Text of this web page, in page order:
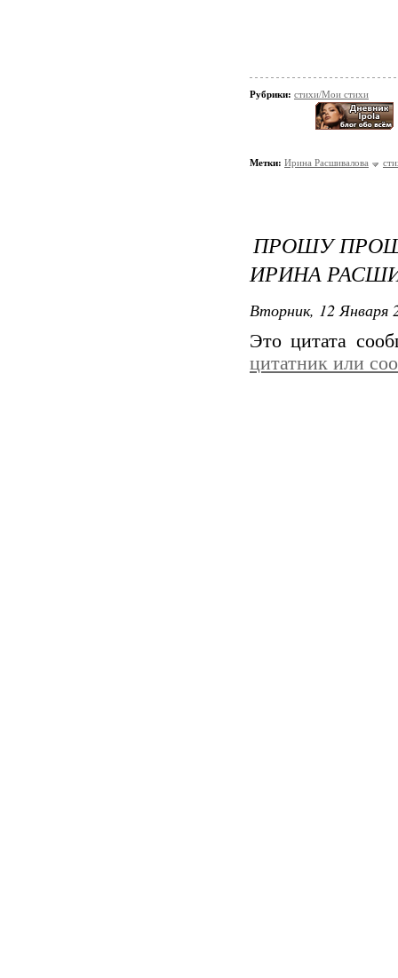
Рубрики: стихи/Мои стихи
Метки: Ирина Расшивалова
ПРОШУ
ИРИНА
Вторник, 12 Января
Это цитата
цитатник или